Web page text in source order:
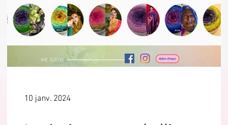
10 janv. 2024